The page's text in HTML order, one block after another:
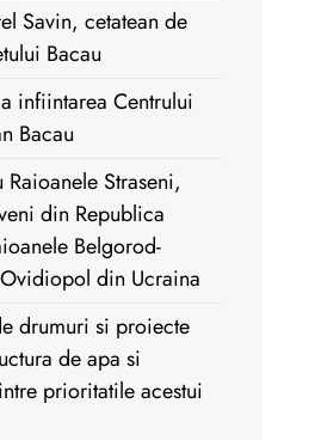
Savin, cetatean de
Bacau
infiintarea Centrului
Bacau
Straseni,
din Republica
Belgorod-
din Ucraina
drumuri si proiecte
de apa si
prioritatile acestui